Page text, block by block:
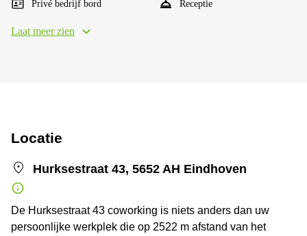
Privé bedrijf bord Receptie
Laat meer zien
Locatie
Hurksestraat 43, 5652 AH Eindhoven
De Hurksestraat 43 coworking is niets anders dan uw
persoonlijke werkplek die op 2522 m afstand van het